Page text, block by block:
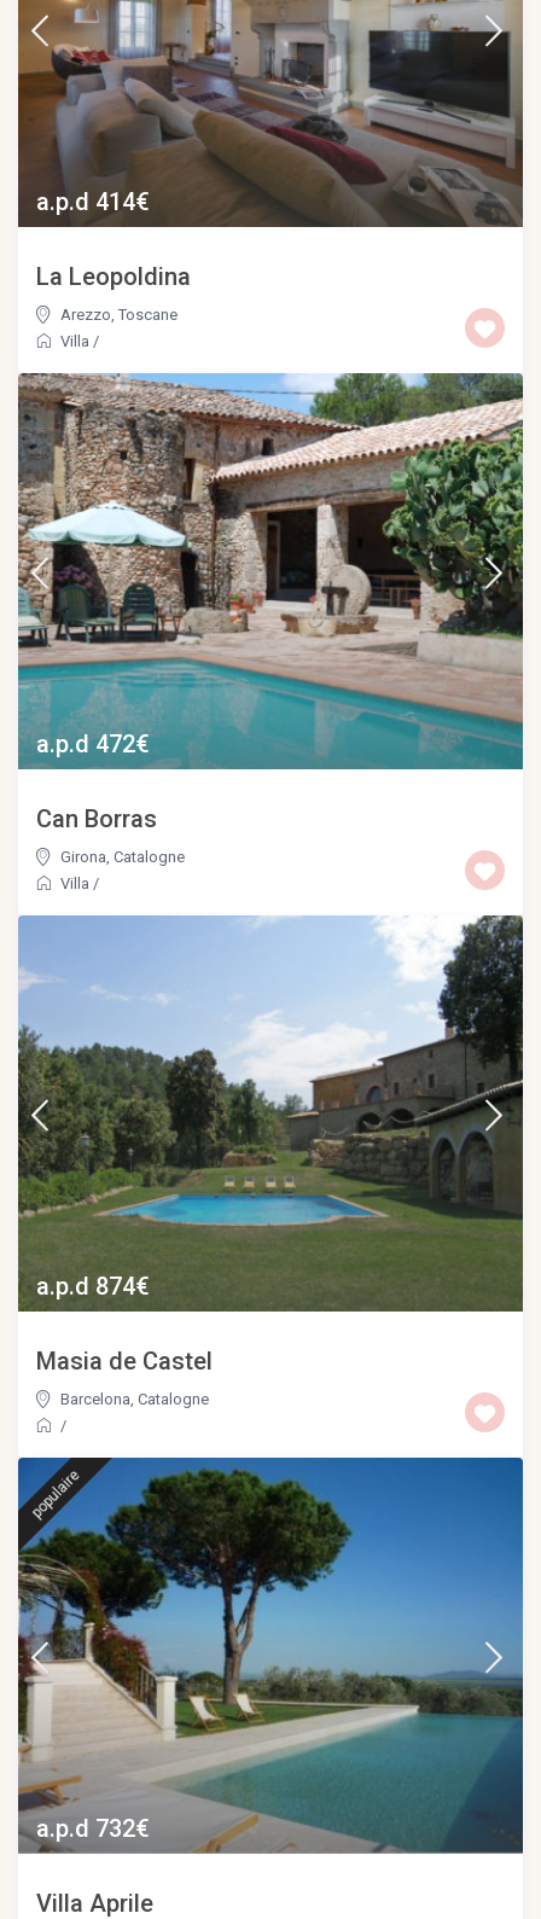
a.p.d 414€
La Leopoldina
Arezzo ,Toscane
Villa /
a.p.d 472€
Can Borras
Girona ,Catalogne
Villa /
a.p.d 874€
Masia de Castel
Barcelona ,Catalogne
/
a.p.d 732€
populaire
Villa Aprile